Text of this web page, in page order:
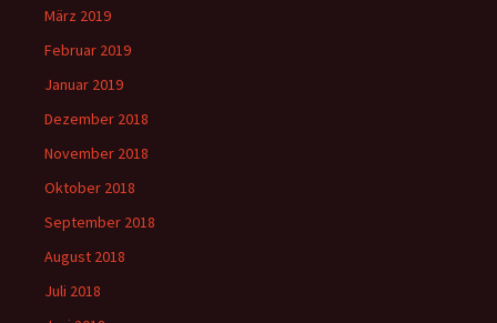
März 2019
Februar 2019
Januar 2019
Dezember 2018
November 2018
Oktober 2018
September 2018
August 2018
Juli 2018